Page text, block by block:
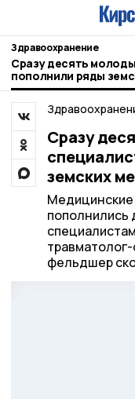
Здравоохранение
Сразу десять
пополнили ряды
Сразу
земских
Медицинские
фельдшер